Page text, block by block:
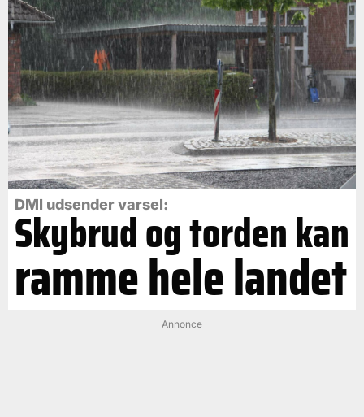
DMI udsender varsel:
Skybrud og torden kan
ramme hele landet
Annonce